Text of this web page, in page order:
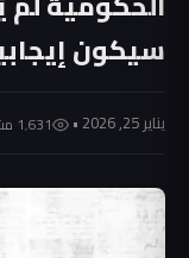
سيكون
يناير 25, 2026 • 1٬631 مشاهدة